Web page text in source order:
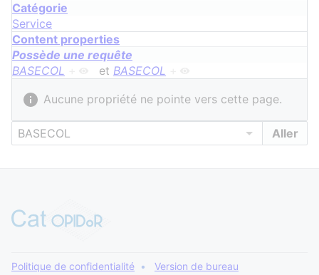
Catégorie
Service
Content properties
Possède une requête
BASECOL
et BASECOL
Aucune propriété ne pointe vers cette page.
Politique de confidentialité Version de bureau